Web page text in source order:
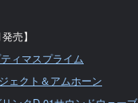
売】
ィマスプライム
ェクト＆アムホーン